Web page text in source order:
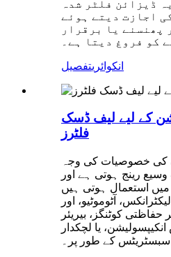
ڈیزائن فلٹر شدہ
اجازت دیتے ہوئے
پھنسنے یا برقرار
کو فروغ دیتا ہے۔
انکوائریتفصیل
کے لیے لیف ڈسک
فلٹرز
کی خصوصیات کی وجہ
رینج ہوتی ہے اور
استعمال ہوتی ہیں
آٹوموٹیو، اور
حفاظتی کوٹنگز، بیریئر
انکیپسولیشن، یا لچکدار
سبسٹریٹس کے طور پر۔